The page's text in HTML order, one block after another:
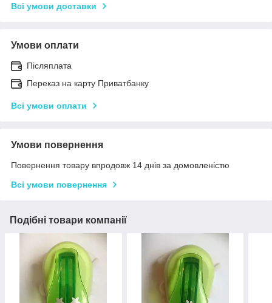
Всі умови доставки
Умови оплати
Післяплата
Переказ на карту Приватбанку
Всі умови оплати
Умови повернення
Повернення товару впродовж 14 днів за домовленістю
Всі умови повернення
Подібні товари компанії